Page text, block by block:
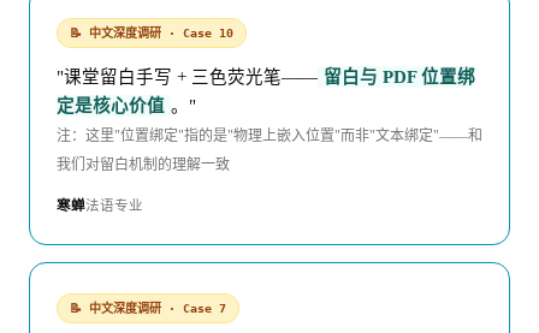
📝 中文深度调研 · Case 10
"课堂留白手写 + 三色荧光笔—— 留白与 PDF 位置绑
定是核心价值 。"
注：这里"位置绑定"指的是"物理上嵌入位置"而非"文本绑定"——和
我们对留白机制的理解一致
寒蝉法语专业
📝 中文深度调研 · Case 7